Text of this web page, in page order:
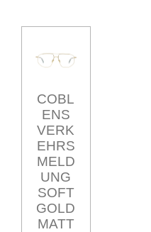
COBL
ENS
VERK
EHRS
MELD
UNG
SOFT
GOLD
MATT